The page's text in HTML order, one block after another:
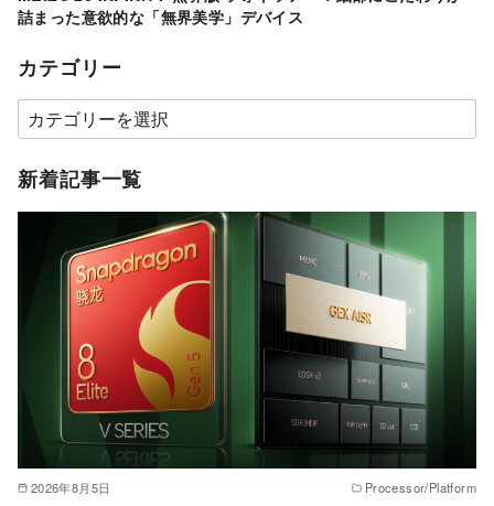
詰まった意欲的な「無界美学」デバイス
カテゴリー
カ
テ
ゴ
新着記事一覧
2026年8月5日 Processor/Platform